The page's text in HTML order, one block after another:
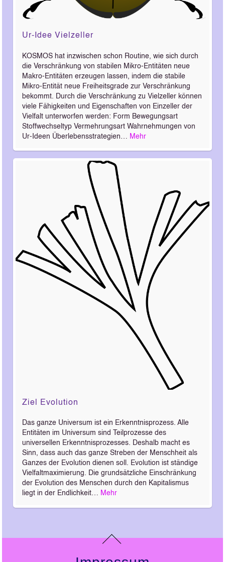
Ur-Idee Vielzeller
KOSMOS hat inzwischen schon Routine, wie sich durch
die Verschränkung von stabilen Mikro-Entitäten neue
Makro-Entitäten erzeugen lassen, indem die stabile
Mikro-Entität neue Freiheitsgrade zur Verschränkung
bekommt. Durch die Verschränkung zu Vielzeller können
viele Fähigkeiten und Eigenschaften von Einzeller der
Vielfalt unterworfen werden: Form Bewegungsart
Stoffwechseltyp Vermehrungsart Wahrnehmungen von
Ur-Ideen Überlebensstrategien… Mehr
Ziel Evolution
Das ganze Universum ist ein Erkenntnisprozess. Alle
Entitäten im Universum sind Teilprozesse des
universellen Erkenntnisprozesses. Deshalb macht es
Sinn, dass auch das ganze Streben der Menschheit als
Ganzes der Evolution dienen soll. Evolution ist ständige
Vielfaltmaximierung. Die grundsätzliche Einschränkung
der Evolution des Menschen durch den Kapitalismus
liegt in der Endlichkeit… Mehr